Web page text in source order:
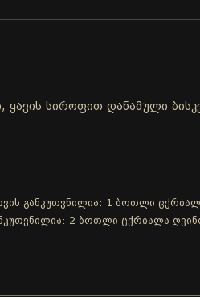
ყავის სიროფით დანამული
განკუთვნილია: 1 ბოთლი
2 ბოთლი ცქრიალა